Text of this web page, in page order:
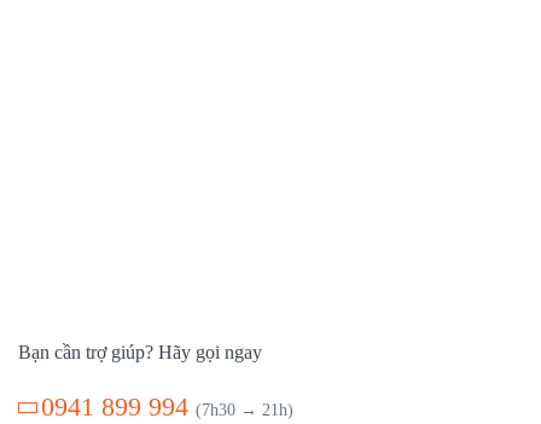
Bạn cần trợ giúp? Hãy gọi ngay
0941 899 994 (7h30 → 21h)